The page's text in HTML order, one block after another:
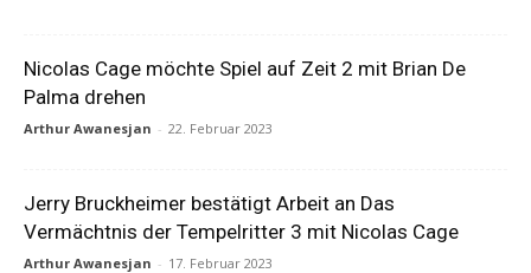
Nicolas Cage möchte Spiel auf Zeit 2 mit Brian De
Palma drehen
Arthur Awanesjan - 22. Februar 2023
Jerry Bruckheimer bestätigt Arbeit an Das
Vermächtnis der Tempelritter 3 mit Nicolas Cage
Arthur Awanesjan - 17. Februar 2023